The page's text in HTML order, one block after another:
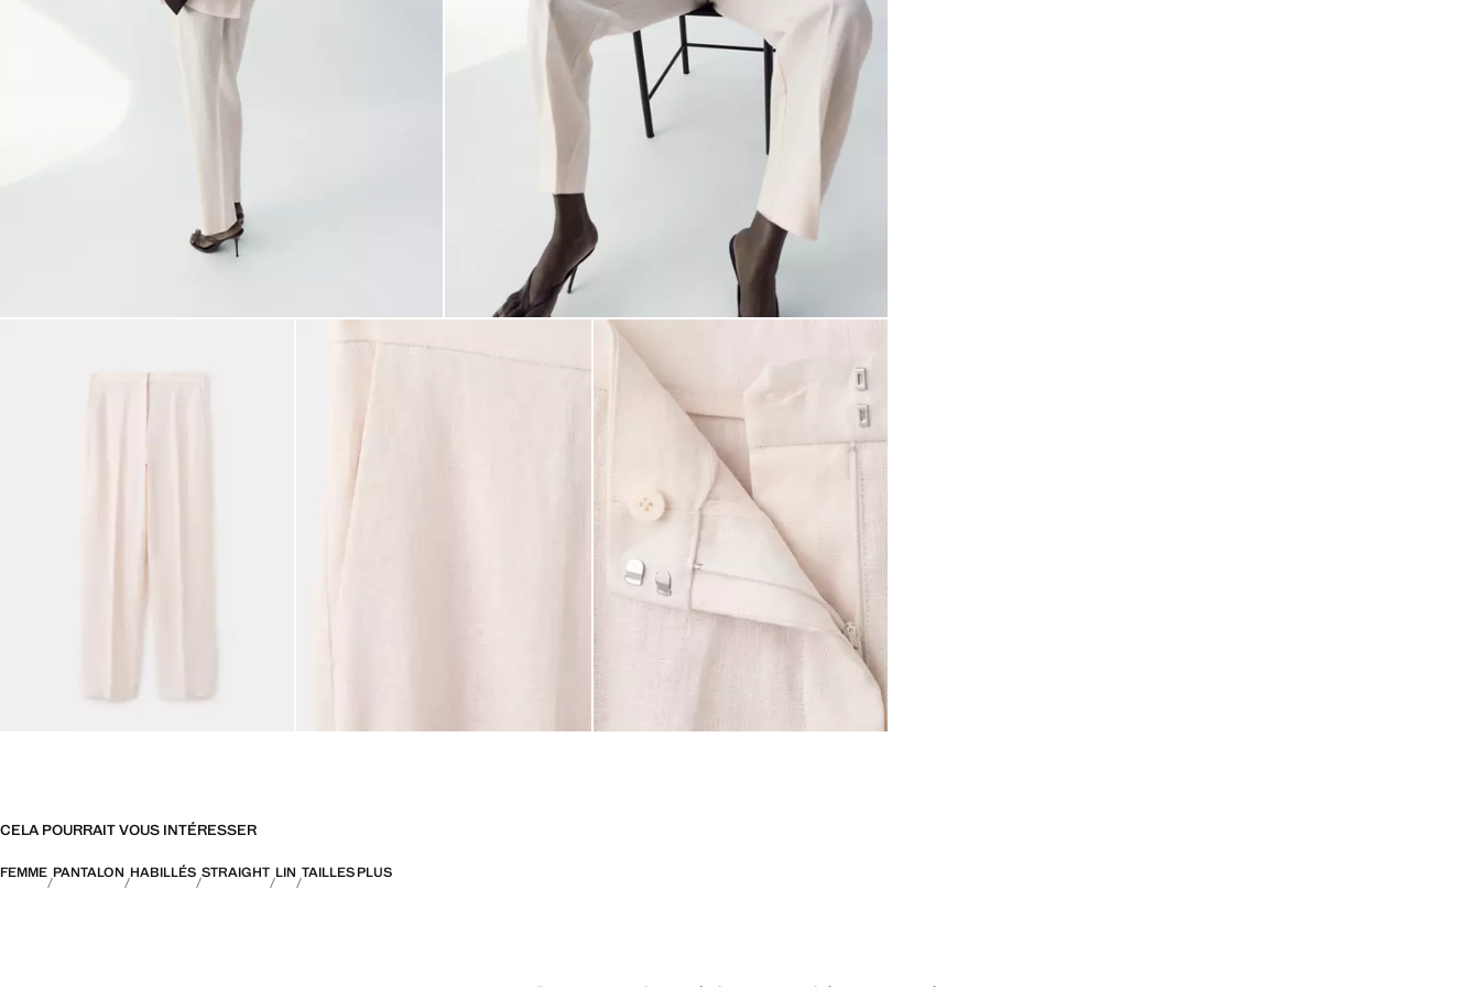
CELA POURRAIT VOUS INTÉRESSER
FEMME PANTALON HABILLÉS STRAIGHT LIN TAILLES PLUS